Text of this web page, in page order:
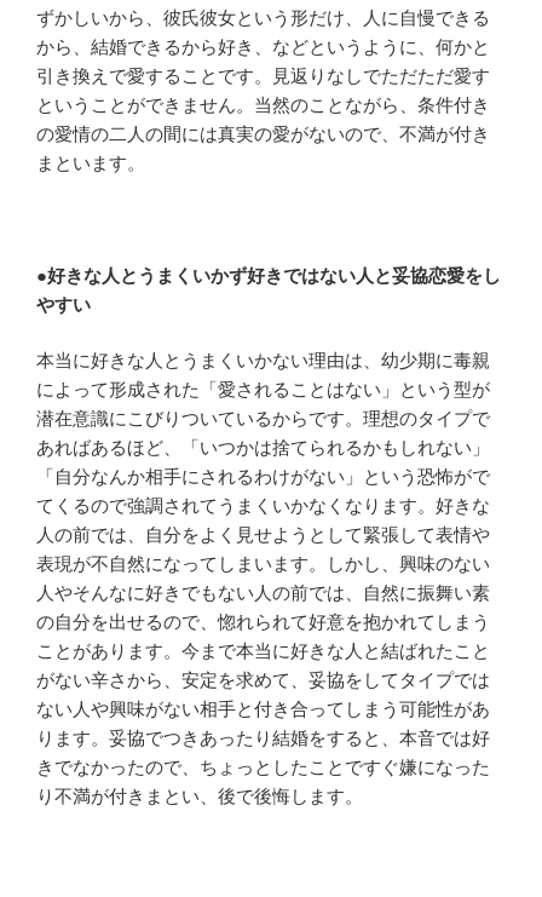
ずかしいから、彼氏彼女という形だけ、人に自慢できる
から、結婚できるから好き、などというように、何かと
引き換えで愛することです。見返りなしでただただ愛す
ということができません。当然のことながら、条件付き
の愛情の二人の間には真実の愛がないので、不満が付き
まといます。
●好きな人とうまくいかず好きではない人と妥協恋愛をし
やすい
本当に好きな人とうまくいかない理由は、幼少期に毒親
によって形成された「愛されることはない」という型が
潜在意識にこびりついているからです。理想のタイプで
あればあるほど、「いつかは捨てられるかもしれない」
「自分なんか相手にされるわけがない」という恐怖がで
てくるので強調されてうまくいかなくなります。好きな
人の前では、自分をよく見せようとして緊張して表情や
表現が不自然になってしまいます。しかし、興味のない
人やそんなに好きでもない人の前では、自然に振舞い素
の自分を出せるので、惚れられて好意を抱かれてしまう
ことがあります。今まで本当に好きな人と結ばれたこと
がない辛さから、安定を求めて、妥協をしてタイプでは
ない人や興味がない相手と付き合ってしまう可能性があ
ります。妥協でつきあったり結婚をすると、本音では好
きでなかったので、ちょっとしたことですぐ嫌になった
り不満が付きまとい、後で後悔します。